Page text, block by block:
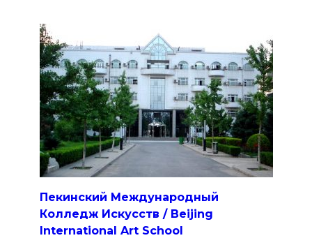
Пекинский Международный
Колледж Искусств / Beijing
International Art School